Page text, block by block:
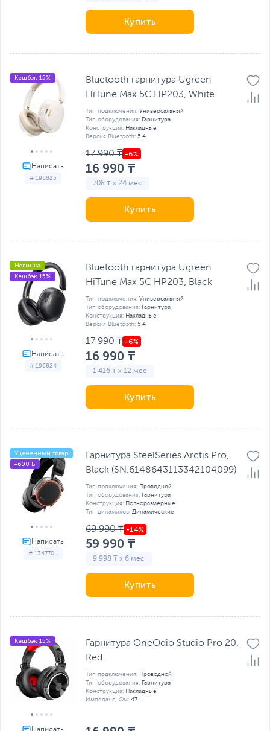
Купить
# 196825
Кешбэк 15%
Bluetooth гарнитура Ugreen
HiTune Max 5C HP203, White
Тип подключения: Универсальный
Тип оборудования: Гарнитура
Конструкция: Накладные
Версия Bluetooth: 5.4
17 990 ₸
16 990 ₸
708 ₸ x 24 мес
Купить
# 196824
Новинка
Кешбэк 15%
Bluetooth гарнитура Ugreen
HiTune Max 5C HP203, Black
Тип подключения: Универсальный
Тип оборудования: Гарнитура
Конструкция: Накладные
Версия Bluetooth: 5.4
17 990 ₸
16 990 ₸
1 416 ₸ x 12 мес
Купить
# 134770...
Уцененный товар
+600 Б
Гарнитура SteelSeries Arctis Pro,
Black (SN:6148643113342104099)
Тип подключения: Проводной
Тип оборудования: Гарнитура
Конструкция: Полноразмерные
Тип динамиков: Динамические
69 990 ₸
59 990 ₸
9 998 ₸ x 6 мес
Купить
Кешбэк 15%
Гарнитура OneOdio Studio Pro 20,
Red
Тип подключения: Проводной
Тип оборудования: Гарнитура
Конструкция: Накладные
Импеданс, Ом: 47